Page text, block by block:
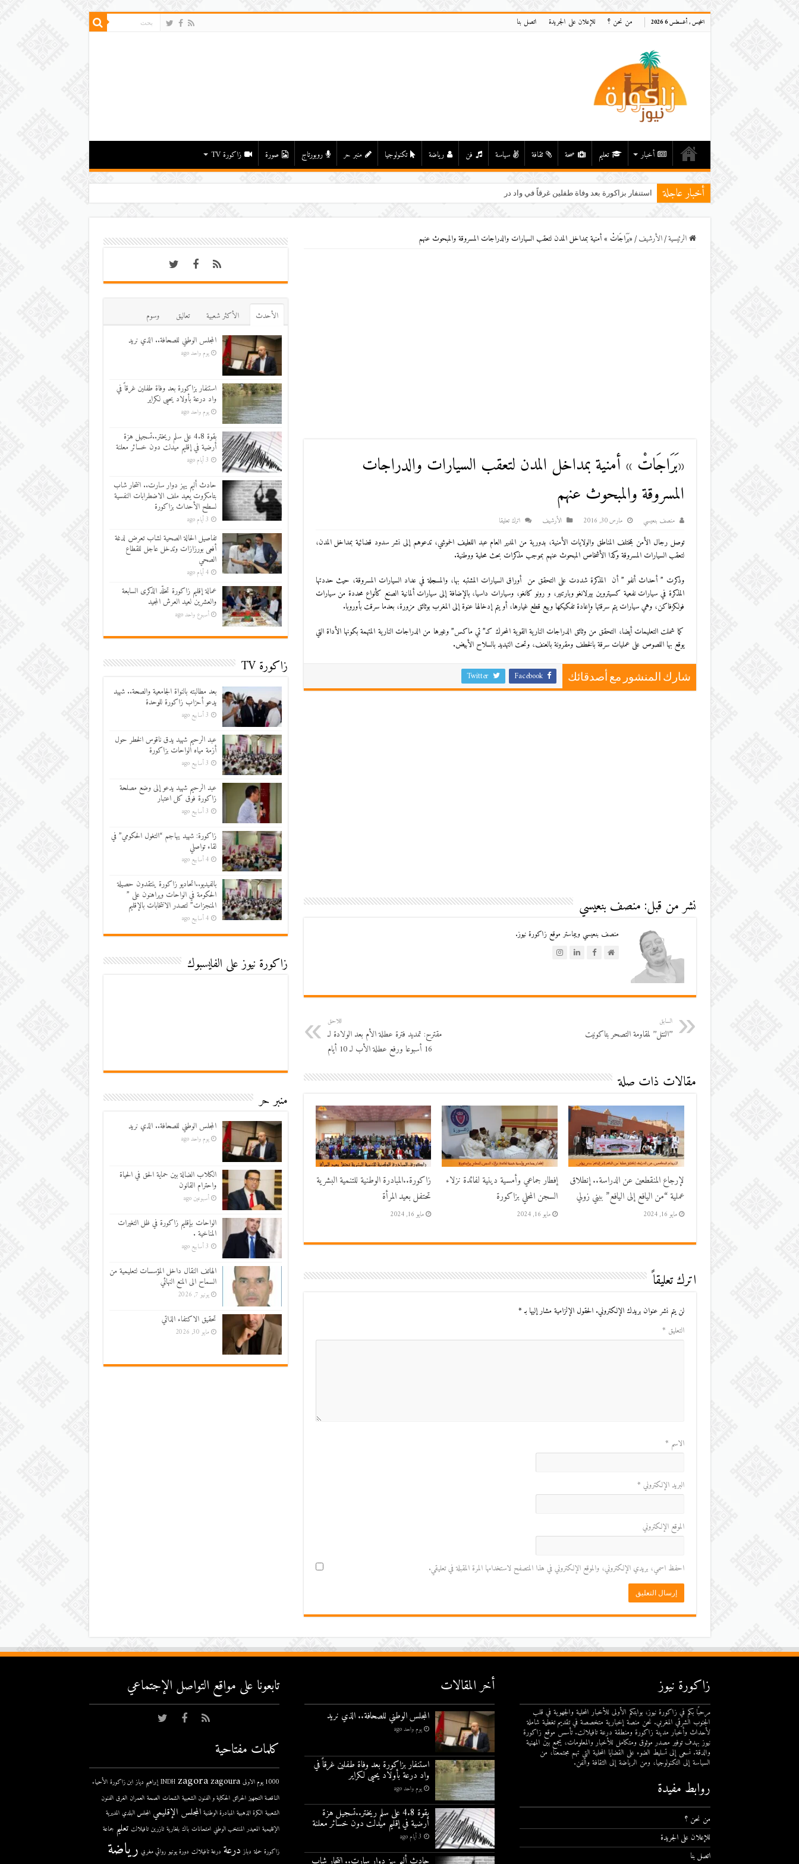
الخميس , أغسطس 6 2026 من نحن ؟ للإعلان على الجريدة اتصل بنا
أخبار تعليم صحة ثقافة سياسة فن رياضة تكنولوجيا منبر حر روبورتاج صورة زاكورة TV
أخبار عاجلة استنفار بزاكورة بعد وفاة طفلين غرقاً في واد درعة بأولاد يحيى لكراير
الرئيسية/اﻷرشيف/«بَرَاجَاتْ » أمنية بمداخل المدن لتعقب السيارات والدراجات المسروقة والمبحوث عنهم
«بَرَاجَاتْ » أمنية بمداخل المدن لتعقب السيارات والدراجات
المسروقة والمبحوث عنهم
منصف بنعيسي مارس 30, 2016 اﻷرشيف اترك تعليقا
توصل رجال الأمن بمختلف المناطق والولايات الأمنية، بدورية من المدير العام عبد اللطيف الحموشي، تدعوهم إلى نشر سدود قضائية بمداخل المدن،
لتعقب السيارات المسروقة وكذا الأشخاص المبحوث عنهم بموجب مذكرات بحث محلية ووطنية.
وذكرت ” أحداث أنفو ” أن المذكرة شددت على التحقق من أوراق السيارات المشتبه بها، والمسجلة في عداد السيارات المسروقة، حيث حددتها
المذكرة في سيارات نفعية كسيتروين بيرلانغو وبارتنير، و رونو كانغو، وسيارات داسيا، بالإضافة إلى سيارات ألمانية الصنع كأنواع محددة من سيارات
فولكزفاكن، وهي سيارات يتم سرقتها وإعادة تفكيكها وبيع قطع غيارها، أو يتم إدخالها عنوة إلى المغرب بوثائق مزورة، بعدما سرقت بأوروبا.
كما شملت التعليمات أيضا، التحقق من وثائق الدراجات النارية القوية المحرك كـ” تي ماكس” وغيرها من الدراجات النارية المتهمة بكونها الأداة التي
يوقع بها اللصوص على عمليات سرقة بالخطف ومقرونة بالعنف، وتحت التهديد بالسلاح الأبيض.
شارك المنشور مع أصدقائك Facebook
Twitter
نشر من قبل: منصف بنعيسي
منصف بنعيسي ويبماستر موقع زاكورة نيوز.
السابق
’’النتل’’ لمقاومة التصحر بتاكونيت
اللاحق
مقترح: تمديد فترة عطلة الأم بعد الولادة لـ
16 أسبوعا ورفع عطلة الأب لـ 10 أيام
مقالات ذات صلة
لإرجاع المنقطعين عن الدراسة.. إنطلاق
عملية “من اليافع إلى اليافع” ببني زولي
مايو 16, 2024
إفطار جماعي وأمسية دينية لفائدة نزلاء
السجن المحلي بزاكورة
مايو 16, 2024
زاكورة..المبادرة الوطنية للتنمية البشرية
تحتفل بعيد المرأة
مايو 16, 2024
اترك تعليقاً
لن يتم نشر عنوان بريدك الإلكتروني. الحقول الإلزامية مشار إليها بـ*
التعليق *
الاسم *
البريد الإلكتروني *
الموقع الإلكتروني
احفظ اسمي، بريدي الإلكتروني، والموقع الإلكتروني في هذا المتصفح لاستخدامها المرة المقبلة في تعليقي.
اﻷحدث اﻷكثر شعبية تعاليق
وسوم
المجلس الوطني للصحافة.. الذي نريد
يوم واحد ago
استنفار بزاكورة بعد وفاة طفلين غرقاً في
واد درعة بأولاد يحيى لكراير
يوم واحد ago
بقوة 4.8 على سلم ريختر..تسجيل هزة
أرضية في إقليم ميدلت دون خسائر معلنة
3 أيام ago
حادث أليم يهز دوار سارت.. انتحار شاب
بتامكروت يعيد ملف الاضطرابات النفسية
لسطح الأحداث بزاكورة
3 أيام ago
تفاصيل الحالة الصحية لشاب تعرض لدغة
أفعى بورزازات وتدخل عاجل للقطاع
الصحي
4 أيام ago
عمالة إقليم زاكورة تخلّد الذكرى السابعة
والعشرين لعيد العرش المجيد
أسبوع واحد ago
زاكورة TV
بعد مطالبته بالنواة الجامعية والصحة.. شهيد
يدعو أحزاب زاكورة للوحدة
3 أسابيع ago
عبد الرحيم شهيد يدق ناقوس الخطر حول
أزمة مياه الواحات بزاكورة
3 أسابيع ago
عبد الرحيم شهيد يدعو إلى وضع مصلحة
زاكورة فوق كل اعتبار
3 أسابيع ago
زاكورة: شهيد يهاجم “التغول الحكومي” في
لقاء تواصلي
4 أسابيع ago
بالفيديو..اتحاديو زاكورة ينتقدون حصيلة
الحكومة في الواحات ويراهنون على ”
المنجزات” لتصدر الانتخابات بالإقليم
4 أسابيع ago
زاكورة نيوز على الفايسبوك
منبر حر
المجلس الوطني للصحافة.. الذي نريد
يوم واحد ago
الكلاب الضالة بين حماية الحق في الحياة
واحترام القانون
أسبوعين ago
الواحات بإقليم زاكورة في ظل التغيرات
المناخية .
3 أسابيع ago
الهاتف النقال داخل المؤسسات لتعليمية من
السماح الى المنع النهائي
يونيو 7, 2026
تحقيق الاكتفاء الذاتي
مايو 30, 2026
زاكورة نيوز
مرحبًا بكم في زاكورة نيوز، بوابتكم الأولى للأخبار المحلية والجهوية في قلب
الجنوب الشرقي المغربي. نحن منصة إخبارية متخصصة في تقديم تغطية شاملة
لأحداث وأخبار مدينة زاكورة ومنطقة درعة تافيلالت. تأسس موقع زاكورة
نيوز بهدف توفير مصدر موثوق ومتكامل للأخبار والمعلومات، يجمع بين المهنية
والدقة. نسعى إلى تسليط الضوء على القضايا المحلية التي تهم مجتمعنا، من
السياسة إلى التكنولوجيا، ومن الرياضة إلى الثقافة والفن.
روابط مفيدة
من نحن ؟
للإعلان على الجريدة
اتصل بنا
أخر المقالات
المجلس الوطني للصحافة.. الذي نريد
يوم واحد ago
استنفار بزاكورة بعد وفاة طفلين غرقاً في
واد درعة بأولاد يحيى لكراير
يوم واحد ago
بقوة 4.8 على سلم ريختر..تسجيل هزة
أرضية في إقليم ميدلت دون خسائر معلنة
3 أيام ago
تابعونا على مواقع التواصل اﻹجتماعي
كلمات مفتاحية
1000 يوم الاولى INDH zagorazagoura إبراهيم دياز ابن زاكورة الأحياء
الناقصة التجهيز الحرائق الحكاية و الفنون الشعبية الشحات الصحة العمران الغرق الفنون
الشعبية الكرة الذهبية المبادرة الوطنية المجلس الإقليمي المجلس البلدي المديرية
الإقليمية المعيدر المنتخب الوطني امتحانات باك بلغارية تازرين تافيلالت تعليم جماعة
زاكورة حملة دباز درعة درعة تافيلالت دورة يونيو روائي مغربي رياضة